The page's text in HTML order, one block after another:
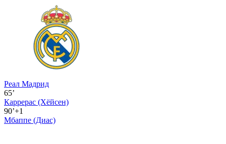
Реал Мадрид
65’
Каррерас (Хёйсен)
90’+1
Мбаппе (Диас)